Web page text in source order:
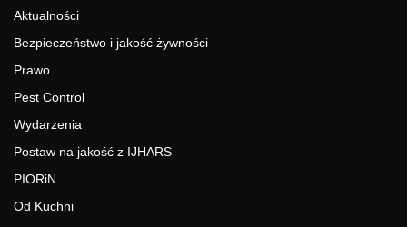
Aktualności
Bezpieczeństwo i jakość żywności
Prawo
Pest Control
Wydarzenia
Postaw na jakość z IJHARS
PIORiN
Od Kuchni